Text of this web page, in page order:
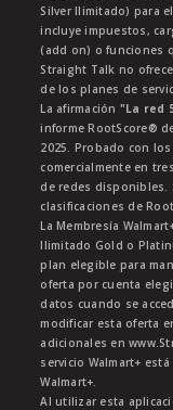
Silver Ilimitado) para
incluye impuestos,
(add on) o funciones
Straight Talk no
de los planes de
La afirmación "La red
informe RootScore®
2025. Probado con
comercialmente en
de redes disponibles.
clasificaciones de
La Membresía
Ilimitado Gold o
plan elegible para
oferta por cuenta
datos cuando se
modificar esta oferta
adicionales en
servicio Walmart+
Walmart+.
Al utilizar esta